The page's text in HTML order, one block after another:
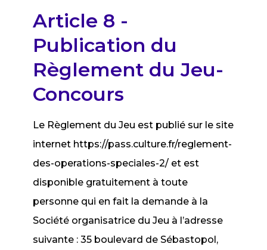
Article 8 -
Publication du
Règlement du Jeu-
Concours
Le Règlement du Jeu est publié sur le site
internet https://pass.culture.fr/reglement-
des-operations-speciales-2/ et est
disponible gratuitement à toute
personne qui en fait la demande à la
Société organisatrice du Jeu à l’adresse
suivante : 35 boulevard de Sébastopol,